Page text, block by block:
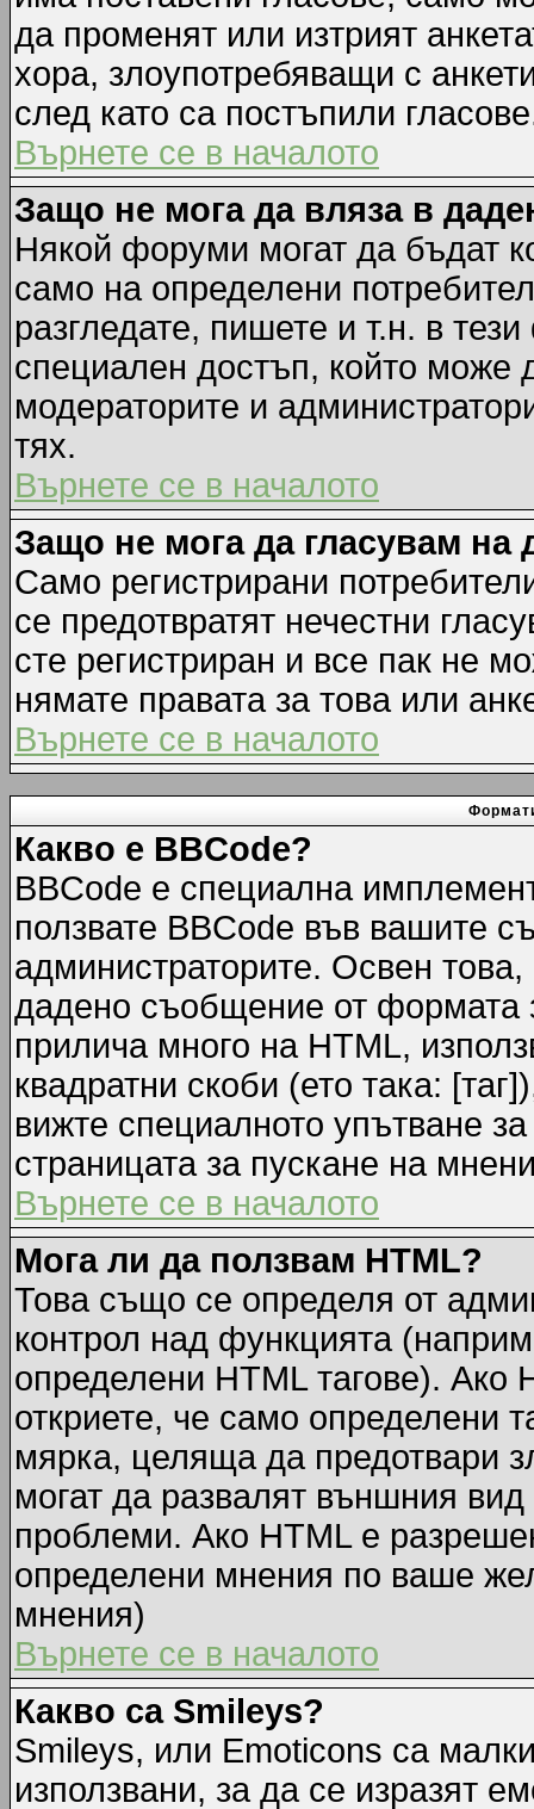
да променят или изтрият
хора, злоупотребяващи с
след като са постъпили
Върнете се в началото
Защо не мога да вляза в
Някой форуми могат да бъдат
само на определени
разгледате, пишете и т.н. в
специален достъп, който може
модераторите и
тях.
Върнете се в началото
Защо не мога да гласувам на
Само регистрирани
се предотвратят нечестни
сте регистриран и все пак не
нямате правата за това или
Върнете се в началото
Какво е BBCode?
BBCode е специална
ползвате BBCode във вашите
администраторите. Освен
дадено съобщение от формата
прилича много на HTML,
квадратни скоби (ето така:
вижте специалното упътване
страницата за пускане на
Върнете се в началото
Мога ли да ползвам HTML?
Това също се определя от
контрол над функцията
определени HTML тагове).
откриете, че само определени
мярка, целяща да предотвари
могат да развалят външния
проблеми. Ако HTML е
определени мнения по ваше
мнения)
Върнете се в началото
Какво са Smileys?
Smileys, или Emoticons са
използвани, за да се изразят